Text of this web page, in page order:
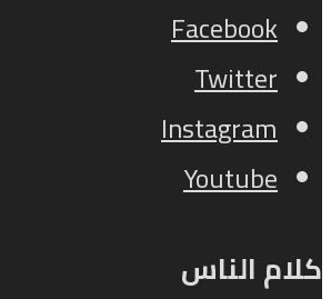
Facebook
Twitter
Instagram
Youtube
كلام الناس